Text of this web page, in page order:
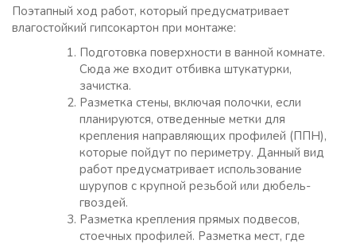
Поэтапный ход работ, который предусматривает
влагостойкий гипсокартон при монтаже:
Подготовка поверхности в ванной комнате.
Сюда же входит отбивка штукатурки,
зачистка.
Разметка стены, включая полочки, если
планируются, отведенные метки для
крепления направляющих профилей (ППН),
которые пойдут по периметру. Данный вид
работ предусматривает использование
шурупов с крупной резьбой или дюбель-
гвоздей.
Разметка крепления прямых подвесов,
стоечных профилей. Разметка мест, где